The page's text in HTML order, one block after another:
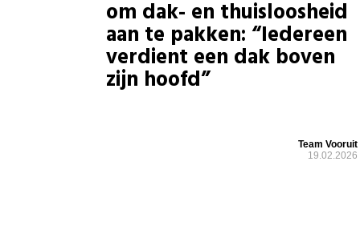
om dak- en thuisloosheid
aan te pakken: “Iedereen
verdient een dak boven
zijn hoofd”
Team Vooruit
19.02.2026